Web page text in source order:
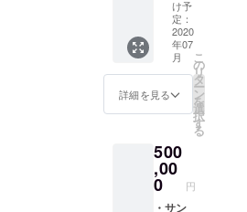
特製
キーホ
ルダー
（数量
限定）
・レン
タル利
用提供
(東北地
方限定)
・
Facebo
okグ
け予
定：
2020
年07
月
詳細を見る
こ
の
リ
タ
ー
ン
を
選
択
す
る
500
,00
0 円
・サン